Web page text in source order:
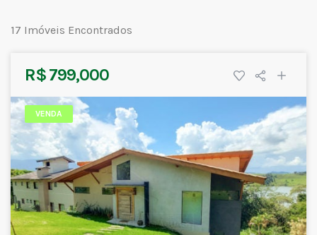
17 Imóveis Encontrados
R$ 799,000
VENDA